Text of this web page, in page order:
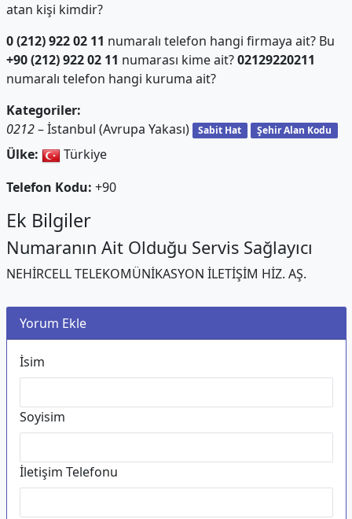
atan kişi kimdir?
0 (212) 922 02 11 numaralı telefon hangi firmaya ait? Bu
+90 (212) 922 02 11 numarası kime ait?02129220211
numaralı telefon hangi kuruma ait?
Kategoriler:
0212– İstanbul (Avrupa Yakası) Sabit Hat Şehir Alan Kodu
Ülke:
Türkiye
Telefon Kodu: +90
Ek Bilgiler
Numaranın Ait Olduğu Servis Sağlayıcı
NEHİRCELL TELEKOMÜNİKASYON İLETİŞİM HİZ. AŞ.
Yorum Ekle
İsim
Soyisim
İletişim Telefonu